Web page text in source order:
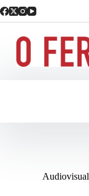
Saltar
ao
Audiovisual